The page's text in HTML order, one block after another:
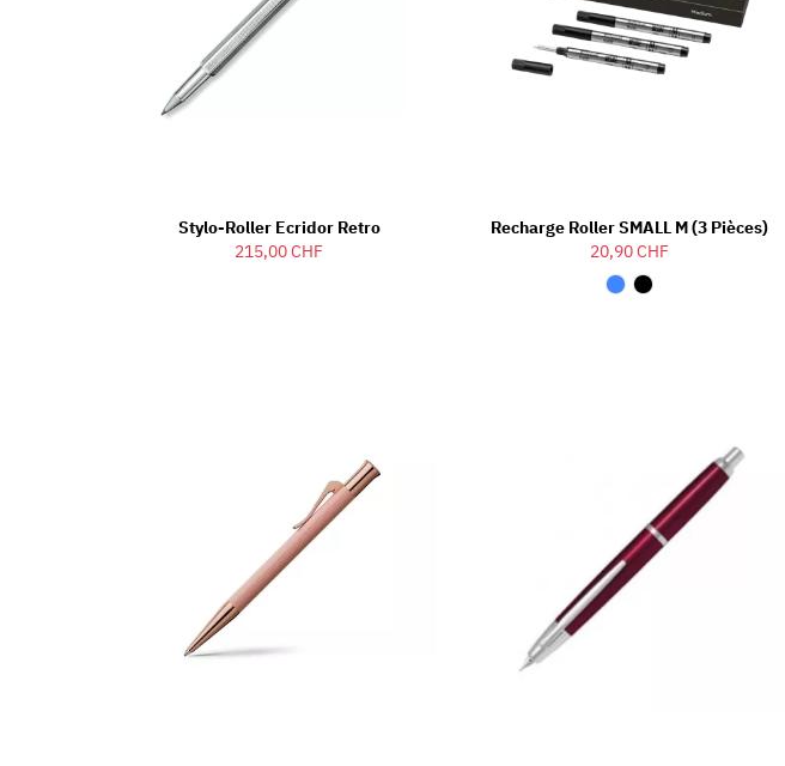
Stylo-Roller Ecridor Retro
215,00 CHF
Recharge Roller SMALL M (3 Pièces)
20,90 CHF